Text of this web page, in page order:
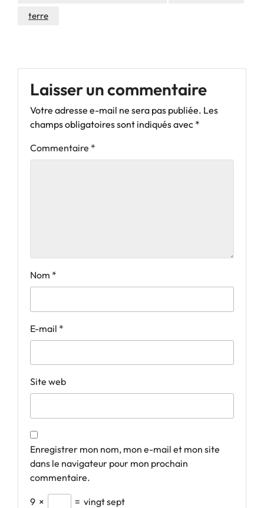
terre
Laisser un commentaire
Votre adresse e-mail ne sera pas publiée. Les
champs obligatoires sont indiqués avec *
Commentaire *
Nom *
E-mail *
Site web
Enregistrer mon nom, mon e-mail et mon site
dans le navigateur pour mon prochain
commentaire.
9 × = vingt sept